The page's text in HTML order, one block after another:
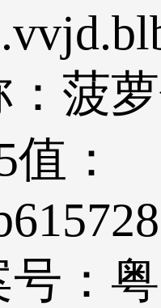
菠
：
：